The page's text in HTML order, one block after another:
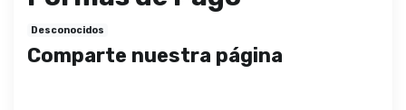
Desconocidos
Comparte nuestra página